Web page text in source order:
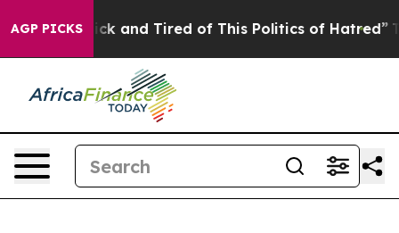
AGP PICKS
Sick and Tired of This Politics of Hatred” The